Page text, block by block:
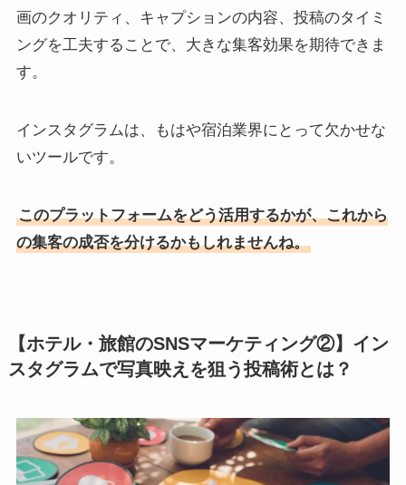
画のクオリティ、キャプションの内容、投稿のタイミ
ングを工夫することで、大きな集客効果を期待できま
す。
インスタグラムは、もはや宿泊業界にとって欠かせな
いツールです。
このプラットフォームをどう活用するかが、これから
の集客の成否を分けるかもしれませんね。
【ホテル・旅館のSNSマーケティング②】イン
スタグラムで写真映えを狙う投稿術とは？